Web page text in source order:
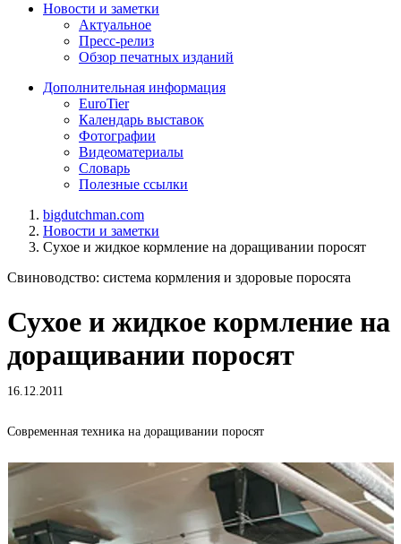
Новости и заметки
Актуальное
Пресс-релиз
Обзор печатных изданий
Дополнительная информация
EuroTier
Календарь выставок
Фотографии
Видеоматериалы
Словарь
Полезные ссылки
bigdutchman.com
Новости и заметки
Сухое и жидкое кормление на доращивании поросят
Свиноводство: система кормления и здоровые поросята
Сухое и жидкое кормление на
доращивании поросят
16.12.2011
Современная техника на доращивании поросят